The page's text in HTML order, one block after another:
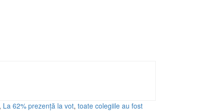
, La 62% prezenţă la vot, toate colegiile au fost